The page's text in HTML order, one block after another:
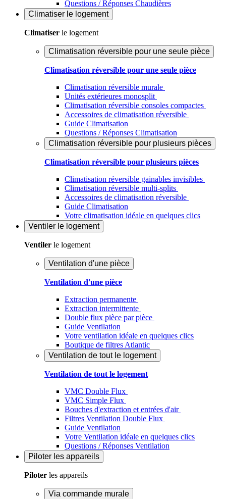
Questions / Réponses Chaudières
Climatiser le logement
Climatiser le logement
Climatisation réversible pour une seule pièce
Climatisation réversible pour une seule pièce
Climatisation réversible murale
Unités extérieures monosplit
Climatisation réversible consoles compactes
Accessoires de climatisation réversible
Guide Climatisation
Questions / Réponses Climatisation
Climatisation réversible pour plusieurs pièces
Climatisation réversible pour plusieurs pièces
Climatisation réversible gainables invisibles
Climatisation réversible multi-splits
Accessoires de climatisation réversible
Guide Climatisation
Votre climatisation idéale en quelques clics
Ventiler le logement
Ventiler le logement
Ventilation d'une pièce
Ventilation d'une pièce
Extraction permanente
Extraction intermittente
Double flux pièce par pièce
Guide Ventilation
Votre ventilation idéale en quelques clics
Boutique de filtres Atlantic
Ventilation de tout le logement
Ventilation de tout le logement
VMC Double Flux
VMC Simple Flux
Bouches d'extraction et entrées d'air
Filtres Ventilation Double Flux
Guide Ventilation
Votre Ventilation idéale en quelques clics
Questions / Réponses Ventilation
Piloter les appareils
Piloter les appareils
Via commande murale